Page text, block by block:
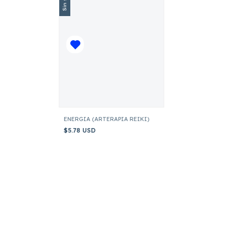
ENERGIA (ARTERAPIA REIKI)
$5.78 USD